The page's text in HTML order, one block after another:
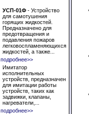
УСП-01Ф - Устройство
для самотушения
горящих жидкостей.
Предназначено для
предотвращения и
подавления пожаров
легковоспламеняющихся
жидкостей, а также...
подробнее>>
Имитатор
исполнительных
устройств, предназначен
для имитации работы
устройств, таких как
задвижки, клапаны,
нагреватели,...
подробнее>>